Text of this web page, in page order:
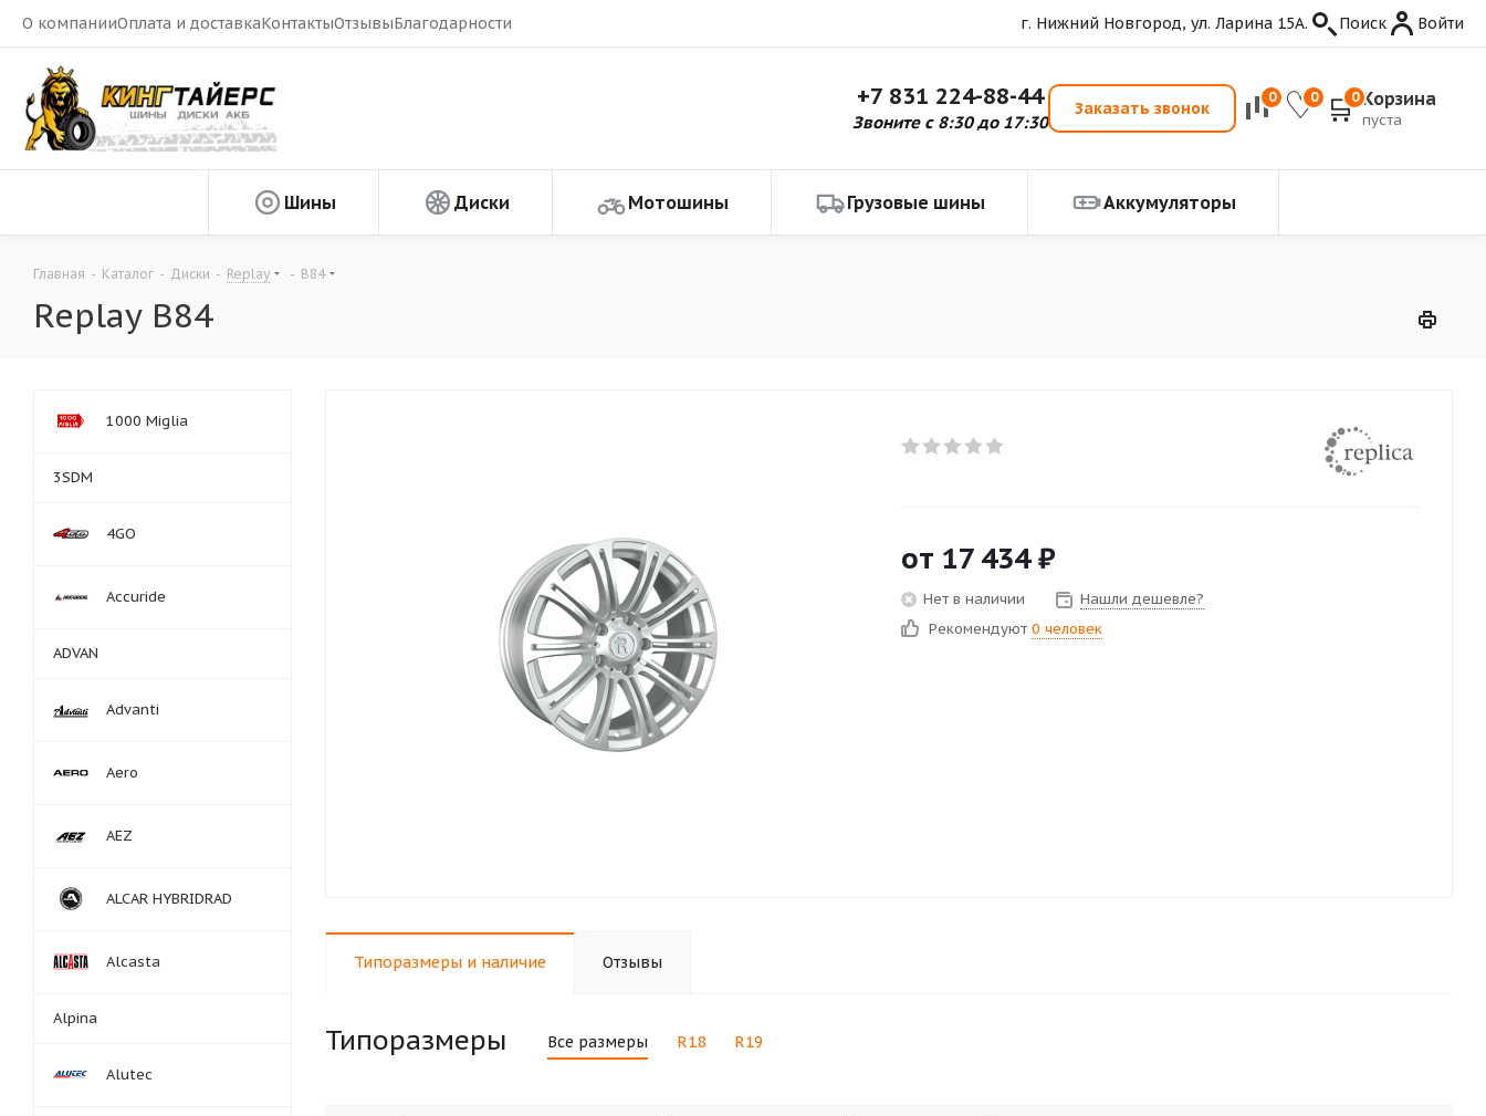
О компанииОплата и доставкаКонтактыОтзывыБлагодарности г. Нижний Новгород, ул. Ларина 15А. Поиск Войти
+7 831 224-88-44
Звоните с 8:30 до 17:30
Заказать звонок
0 0 0 Корзина
пуста
Шины Диски Мотошины Грузовые шины Аккумуляторы
Главная - Каталог - Диски - Replay - B84
Replay B84
от 17 434₽
Нет в наличии
Нашли дешевле?
Рекомендуют 0 человек
Типоразмеры и наличие Отзывы
Типоразмеры Все размеры R18 R19
1000 Miglia
3SDM
4GO
Accuride
ADVAN
Advanti
Aero
AEZ
ALCAR HYBRIDRAD
Alcasta
Alpina
Alutec